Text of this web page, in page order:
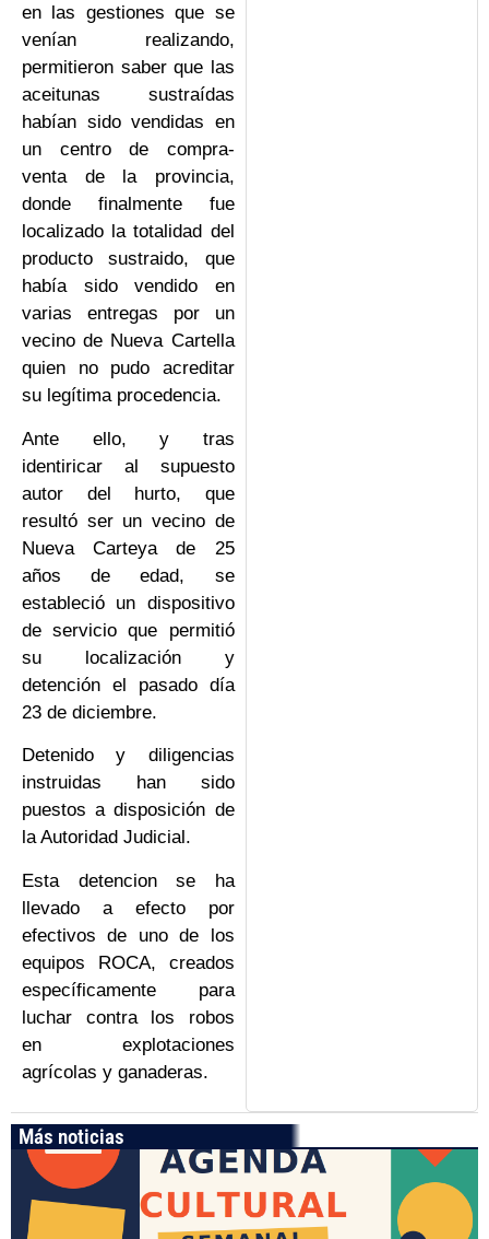
en las gestiones que se
venían realizando,
permitieron saber que las
aceitunas sustraídas
habían sido vendidas en
un centro de compra-
venta de la provincia,
donde finalmente fue
localizado la totalidad del
producto sustraido, que
había sido vendido en
varias entregas por un
vecino de Nueva Cartella
quien no pudo acreditar
su legítima procedencia.
Ante ello, y tras
identiricar al supuesto
autor del hurto, que
resultó ser un vecino de
Nueva Carteya de 25
años de edad, se
estableció un dispositivo
de servicio que permitió
su localización y
detención el pasado día
23 de diciembre.
Detenido y diligencias
instruidas han sido
puestos a disposición de
la Autoridad Judicial.
Esta detencion se ha
llevado a efecto por
efectivos de uno de los
equipos ROCA, creados
específicamente para
luchar contra los robos
en explotaciones
agrícolas y ganaderas.
Más noticias